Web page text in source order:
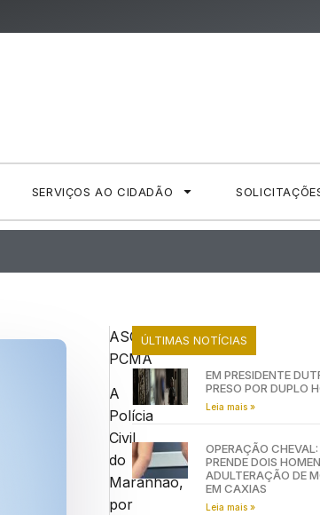
SERVIÇOS AO CIDADÃO
ASCOM
PCMA
A
Polícia
Civil
do
Maranhão,
por
ÚLTIMAS NOTÍCIAS
EM PRESIDENTE
PRESO POR DUPLO
Leia mais »
OPERAÇÃO
PRENDE DOIS
ADULTERAÇÃO DE
EM CAXIAS
Leia mais »